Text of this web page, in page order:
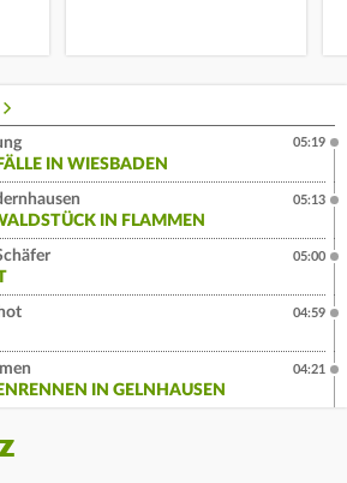
IN WIESBADEN
05:19
IN FLAMMEN
05:13
05:00
04:59
IN GELNHAUSEN
04:21